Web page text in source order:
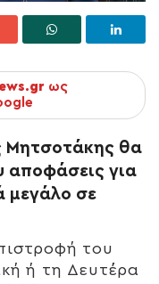
ως
Μητσοτάκης θα
αποφάσεις για
μεγάλο σε
του
ή τη Δευτέρα